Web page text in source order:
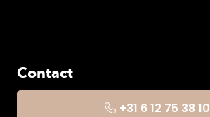
Contact
+31 6 12 75 38 10